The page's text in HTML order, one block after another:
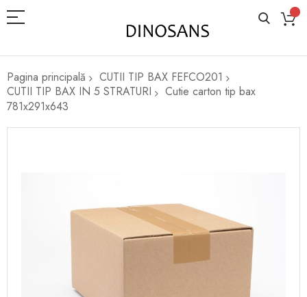
Pagina principală
CUTII TIP BAX FEFCO201
CUTII TIP BAX IN 5 STRATURI
Cutie carton tip bax
781x291x643